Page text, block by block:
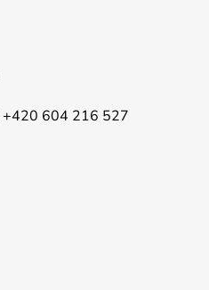
604 216 527